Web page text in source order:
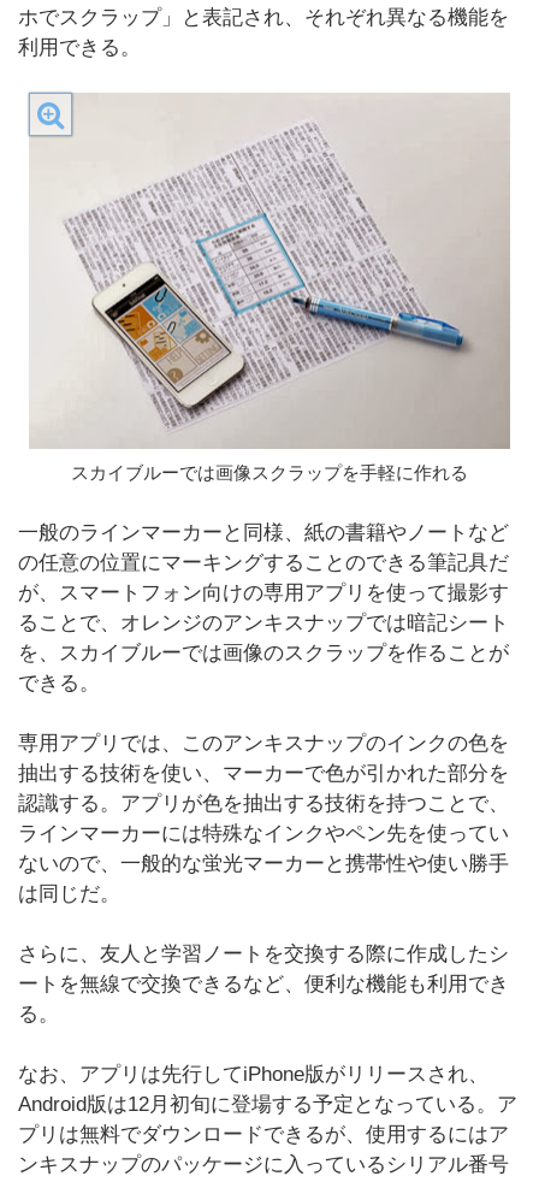
ホでスクラップ」と表記され、それぞれ異なる機能を
利用できる。
スカイブルーでは画像スクラップを手軽に作れる
一般のラインマーカーと同様、紙の書籍やノートなど
の任意の位置にマーキングすることのできる筆記具だ
が、スマートフォン向けの専用アプリを使って撮影す
ることで、オレンジのアンキスナップでは暗記シート
を、スカイブルーでは画像のスクラップを作ることが
できる。
専用アプリでは、このアンキスナップのインクの色を
抽出する技術を使い、マーカーで色が引かれた部分を
認識する。アプリが色を抽出する技術を持つことで、
ラインマーカーには特殊なインクやペン先を使ってい
ないので、一般的な蛍光マーカーと携帯性や使い勝手
は同じだ。
さらに、友人と学習ノートを交換する際に作成したシ
ートを無線で交換できるなど、便利な機能も利用でき
る。
なお、アプリは先行してiPhone版がリリースされ、
Android版は12月初旬に登場する予定となっている。ア
プリは無料でダウンロードできるが、使用するにはア
ンキスナップのパッケージに入っているシリアル番号